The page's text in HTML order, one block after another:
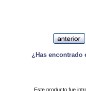
¿Has encontrado
Este producto fue